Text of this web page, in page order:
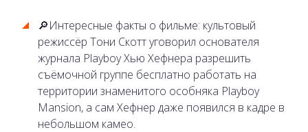
🔎Интересные факты о фильме: культовый
режиссёр Тони Скотт уговорил основателя
журнала Playboy Хью Хефнера разрешить
съёмочной группе бесплатно работать на
территории знаменитого особняка Playboy
Mansion, а сам Хефнер даже появился в кадре в
небольшом камео.